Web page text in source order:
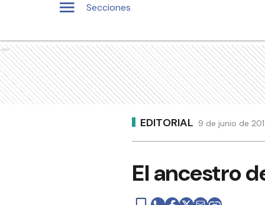
Secciones
Ads
EDITORIAL 9 de junio de
El ancestro